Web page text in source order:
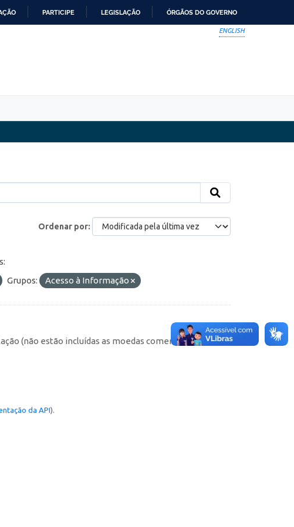
PARTICIPE LEGISLAÇÃO ÓRGÃOS DO GOVERNO
ENGLISH
Ordenar por
Grupos: Acesso à Informação
(não estão incluídas as moedas comemorativas). As
da API).